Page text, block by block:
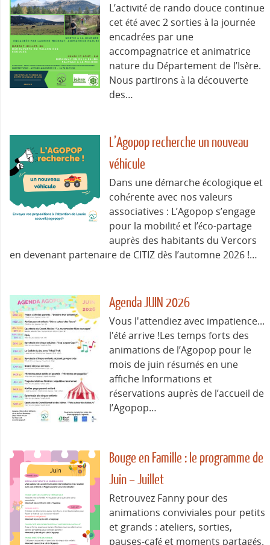
L’activité de rando douce continue
cet été avec 2 sorties à la journée
encadrées par une
accompagnatrice et animatrice
nature du Département de l’Isère.
Nous partirons à la découverte
des…
L’Agopop recherche un nouveau
véhicule
Dans une démarche écologique et
cohérente avec nos valeurs
associatives : L’Agopop s’engage
pour la mobilité et l’éco-partage
auprès des habitants du Vercors
en devenant partenaire de CITIZ dès l’automne 2026 !…
Agenda JUIN 2026
Vous l'attendiez avec impatience...
l'été arrive !Les temps forts des
animations de l’Agopop pour le
mois de juin résumés en une
affiche Informations et
réservations auprès de l’accueil de
l’Agopop…
Bouge en Famille : le programme de
Juin – Juillet
Retrouvez Fanny pour des
animations conviviales pour petits
et grands : ateliers, sorties,
pauses-café et moments partagés.